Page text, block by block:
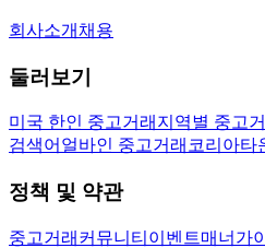
회사소개 채용
둘러보기
미국 한인 중고거래 지역별 중고
검색어 얼바인 중고거래 코리아타
정책 및 약관
중고거래 커뮤니티 이벤트매너가